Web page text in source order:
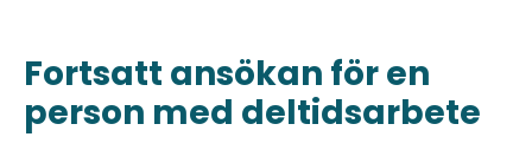
Fortsatt ansökan för en
person med deltidsarbete